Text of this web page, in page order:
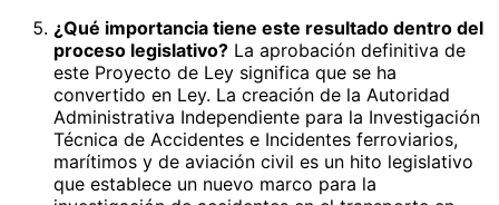
¿Qué importancia tiene este resultado dentro del
proceso legislativo? La aprobación definitiva de
este Proyecto de Ley significa que se ha
convertido en Ley. La creación de la Autoridad
Administrativa Independiente para la Investigación
Técnica de Accidentes e Incidentes ferroviarios,
marítimos y de aviación civil es un hito legislativo
que establece un nuevo marco para la